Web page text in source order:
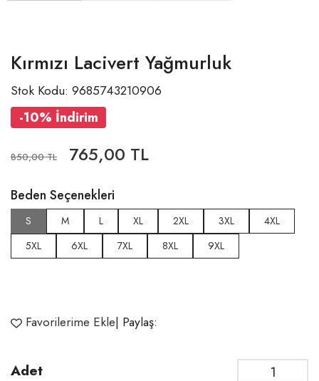
Kırmızı Lacivert Yağmurluk
Stok Kodu: 9685743210906
-10% İndirim
850,00 TL 765,00 TL
Beden Seçenekleri
S M L XL 2XL 3XL
4XL
5XL
6XL 7XL 8XL 9XL
Favorilerime Ekle| Paylaş:
Adet